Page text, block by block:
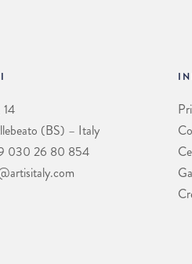
(BS) – Italy
030 26 80 854